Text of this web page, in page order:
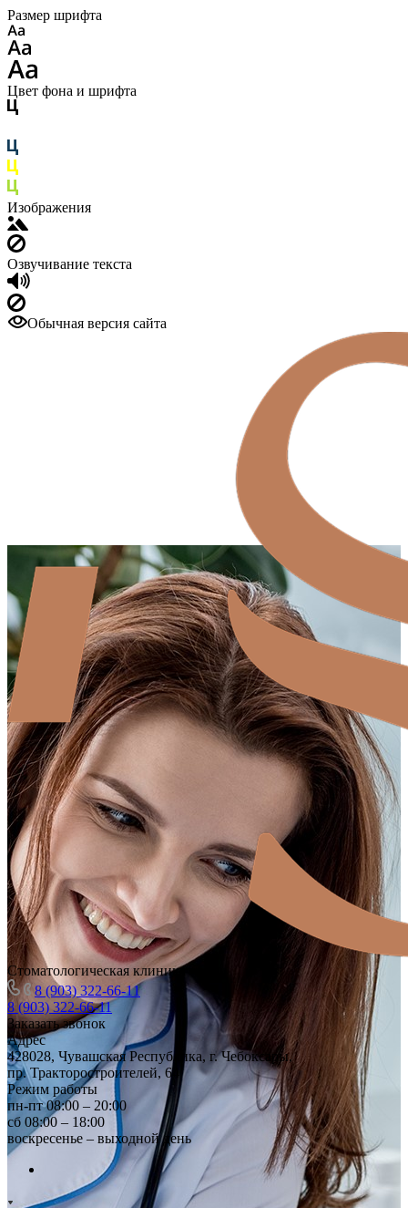
Размер шрифта
Цвет фона и шрифта
Изображения
Озвучивание текста
Обычная версия сайта
Стоматологическая клиника
8 (903) 322-66-11
8 (903) 322-66-11
Заказать звонок
Адрес
428028, Чувашская Республика, г. Чебоксары,
пр. Тракторостроителей, 64
Режим работы
пн-пт 08:00 – 20:00
сб 08:00 – 18:00
воскресенье – выходной день